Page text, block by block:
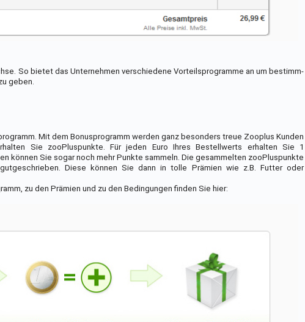
So bietet das Unternehmen verschiedene Vorteilsprogramme an um bestimm-
geben.
Mit dem Bonusprogramm werden ganz besonders treue Zooplus Kunden
Sie zooPluspunkte. Für jeden Euro Ihres Bestellwerts erhalten Sie 1
können Sie sogar noch mehr Punkte sammeln. Die gesammelten zooPluspunkte
Diese können Sie dann in tolle Prämien wie z.B. Futter oder
zu den Prämien und zu den Bedingungen finden Sie hier: